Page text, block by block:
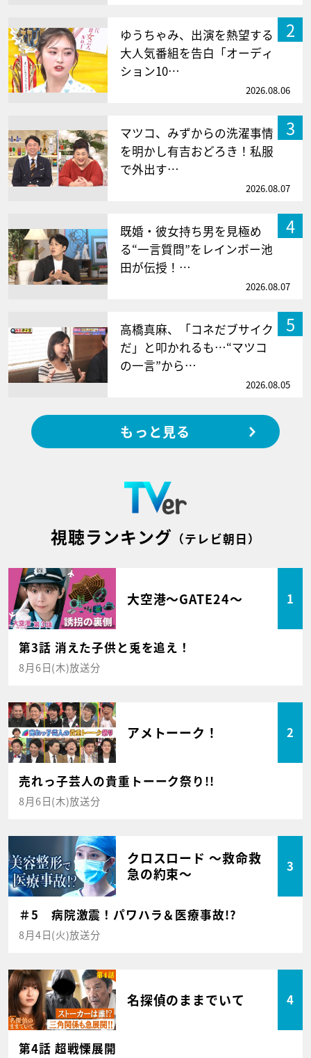
2
ゆうちゃみ、出演を熱望する
大人気番組を告白「オーディ
ション10…
2026.08.06
3
マツコ、みずからの洗濯事情
を明かし有吉おどろき！私服
で外出す…
2026.08.07
4
既婚・彼女持ち男を見極め
る“一言質問”をレインボー池
田が伝授！…
2026.08.07
5
高橋真麻、「コネだブサイク
だ」と叩かれるも…“マツコ
の一言”から…
2026.08.05
もっと見る
視聴ランキング （テレビ朝日）
大空港～GATE24～ 1
第3話 消えた子供と兎を追え！
8月6日(木)放送分
アメトーーク！ 2
売れっ子芸人の貴重トーーク祭り!!
8月6日(木)放送分
クロスロード ～救命救
急の約束～
3
＃5 病院激震！パワハラ＆医療事故!?
8月4日(火)放送分
名探偵のままでいて 4
第4話 超戦慄展開